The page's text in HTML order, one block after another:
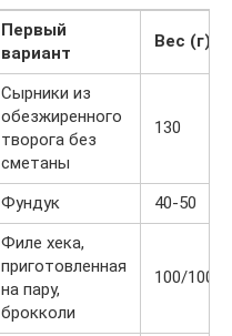
Первый
вариант
Вес (г)
Сырники из
обезжиренного
творога без
сметаны
130
Фундук 40-50
Филе хека,
приготовленная
на пару,
брокколи
100/100